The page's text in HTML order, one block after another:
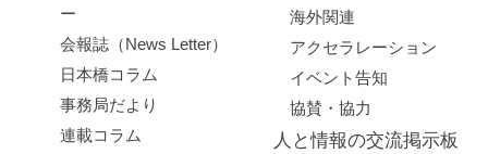
ー
会報誌（News Letter）
日本橋コラム
事務局だより
連載コラム
海外関連
アクセラレーション
イベント告知
協賛・協力
人と情報の交流掲示板